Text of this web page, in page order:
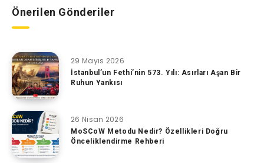
Önerilen Gönderiler
29 Mayıs 2026
İstanbul’un Fethi’nin 573. Yılı: Asırları Aşan Bir
Ruhun Yankısı
26 Nisan 2026
MoSCoW Metodu Nedir? Özellikleri Doğru
Önceliklendirme Rehberi